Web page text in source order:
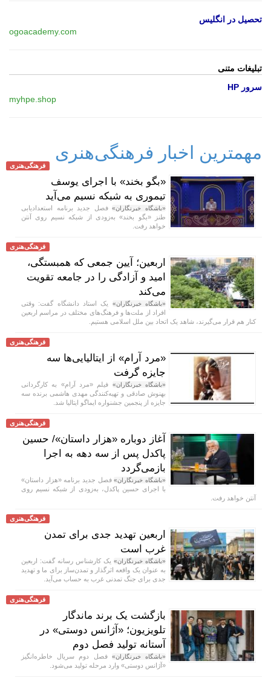
تحصیل در انگلیس
ogoacademy.com
تبلیغات متنی
سرور HP
myhpe.shop
مهمترین اخبار فرهنگی‌هنری
فرهنگی‌هنری
«بگو بخند» با اجرای یوسف
تیموری به شبکه نسیم می‌آید
«باشگاه خبرنگاران»فصل جدید برنامه استعدادیابی
طنز «بگو بخند» به‌زودی از شبکه نسیم روی آنتن
خواهد رفت.
فرهنگی‌هنری
اربعین؛ آیین جمعی که همبستگی،
امید و آزادگی را در جامعه تقویت
می‌کند
«باشگاه خبرنگاران» یک استاد دانشگاه گفت: وقتی
افراد از ملت‌ها و فرهنگ‌های مختلف در مراسم اربعین
کنار هم قرار می‌گیرند، شاهد یک اتحاد بین ملل اسلامی هستیم.
فرهنگی‌هنری
«مرد آرام» از ایتالیایی‌ها سه
جایزه گرفت
«باشگاه خبرنگاران» فیلم «مرد آرام» به کارگردانی
بهنوش صادقی و تهیه‌کنندگی مهدی هاشمی برنده سه
جایزه از پنجمین جشنواره ایماگو ایتالیا شد.
فرهنگی‌هنری
آغاز دوباره «هزار داستان»/ حسین
پاکدل پس از سه دهه به اجرا
بازمی‌گردد
«باشگاه خبرنگاران»فصل جدید برنامه «هزار داستان»
با اجرای حسین پاکدل، به‌زودی از شبکه نسیم روی
آنتن خواهد رفت.
فرهنگی‌هنری
اربعین تهدید جدی برای تمدن
غرب است
«باشگاه خبرنگاران» یک کارشناس رسانه گفت: اربعین
به عنوان یک واقعه اثرگذار و تمدن‌ساز برای ما و تهدید
جدی برای جنگ تمدنی غرب به حساب می‌آید.
فرهنگی‌هنری
بازگشت یک برند ماندگار
تلویزیون؛ «آژانس دوستی» در
آستانه تولید فصل دوم
«باشگاه خبرنگاران» فصل دوم سریال خاطره‌انگیز
«آژانس دوستی» وارد مرحله تولید می‌شود.